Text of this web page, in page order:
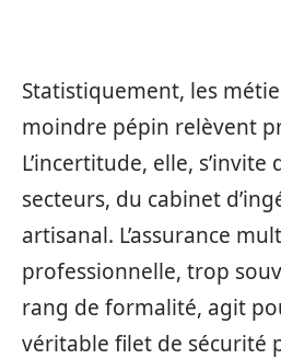
Statistiquement, les
moindre pépin relèvent
L’incertitude, elle, s’invite
secteurs, du cabinet
artisanal. L’assurance
professionnelle, trop
rang de formalité, agit
véritable filet de sécurité